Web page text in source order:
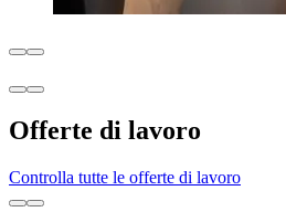
Offerte di lavoro
Controlla tutte le offerte di lavoro